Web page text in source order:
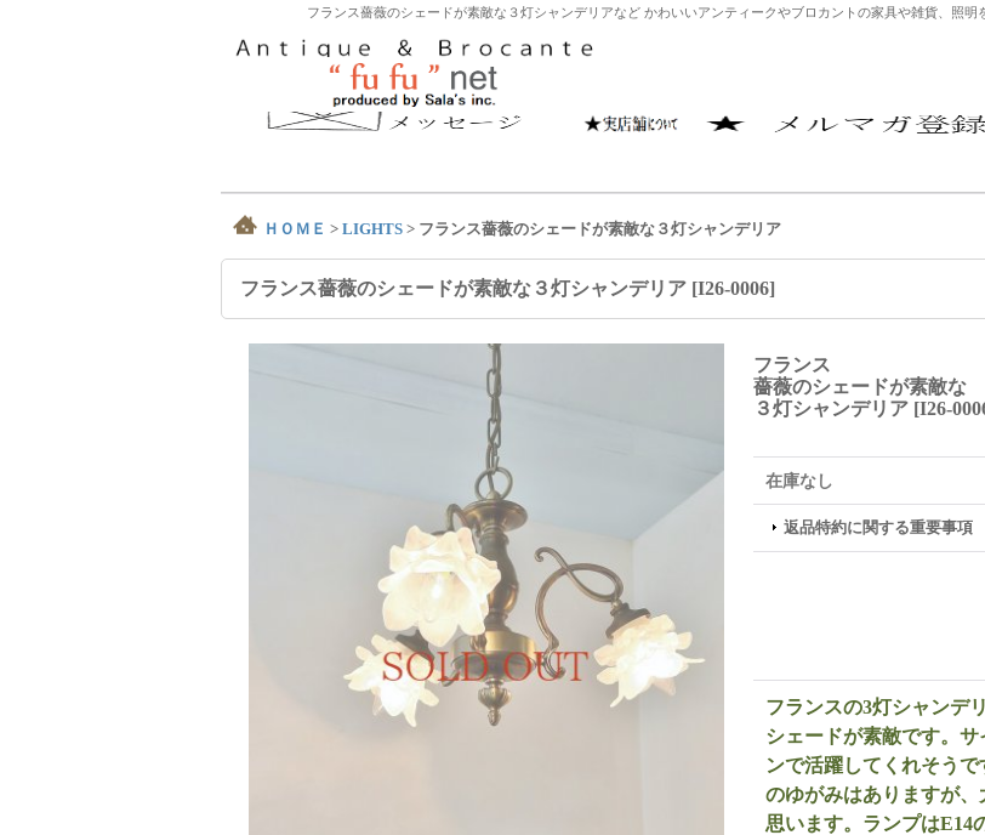
フランス薔薇のシェードが素敵な３灯シャンデリアなど かわいいアンティークやブロカントの家具や雑貨、照
ＨＯＭＥ > LIGHTS > フランス薔薇のシェードが素敵な３灯シャンデリア
フランス薔薇のシェードが素敵な３灯シャンデリア [I26-0006]
フランス
薔薇のシェードが素敵な
３灯シャンデリア [I26-
在庫なし
返品特約に関する重要事項
フランスの3灯シャンデ
シェードが素敵です。
ンで活躍してくれそう
のゆがみはありますが
思います。ランプはE14